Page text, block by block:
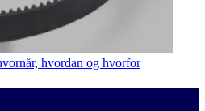
hvordan og hvorfor